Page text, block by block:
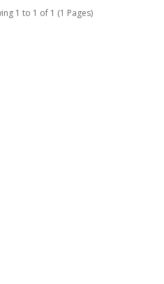
1 to 1 of 1 (1 Pages)